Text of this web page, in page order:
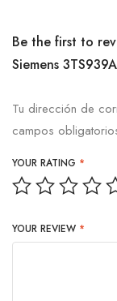
Be the first to
Siemens
Tu dirección de
campos
YOUR RATING *
YOUR REVIEW *